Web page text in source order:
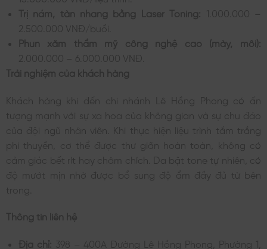
Trị nám, tàn nhang bằng Laser Toning:
1.000.000 –
2.500.000 VNĐ/buổi.
Phun xăm thẩm mỹ công nghệ cao (mày, môi):
2.000.000 – 6.000.000 VNĐ.
Trải nghiệm của khách hàng
Khách hàng khi đến chi nhánh Lê Hồng Phong có ấn
tượng mạnh với sự xa hoa của không gian và sự chu đáo
của đội ngũ nhân viên. Khi thực hiện liệu trình tắm trắng
phi thuyền, cơ thể được thư giãn hoàn toàn, không có
cảm giác bết rít hay châm chích. Da bật tone tự nhiên, có
độ mướt mịn nhờ được bổ sung độ ẩm đầy đủ từ bên
trong.
Thông tin liên hệ
Địa chỉ: 398 – 400A Đường Lê Hồng Phong, Phường 1,